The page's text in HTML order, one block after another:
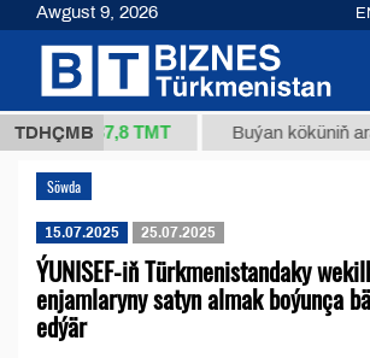
TDHÇMB
1 (kg.) 37,8 ТМТ Buýan köküniň
Söwda
15.07.2025 25.07.2025
ÝUNISEF-iň Türkmenistandaky
enjamlaryny satyn almak boýunça
edýär
Awgust 9, 2026